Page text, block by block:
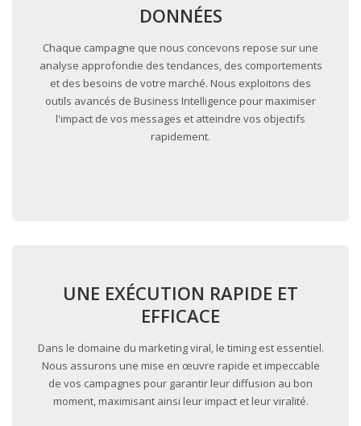
DONNÉES
Chaque campagne que nous concevons repose sur une
analyse approfondie des tendances, des comportements
et des besoins de votre marché. Nous exploitons des
outils avancés de Business Intelligence pour maximiser
l'impact de vos messages et atteindre vos objectifs
rapidement.
UNE EXÉCUTION RAPIDE ET
EFFICACE
Dans le domaine du marketing viral, le timing est essentiel.
Nous assurons une mise en œuvre rapide et impeccable
de vos campagnes pour garantir leur diffusion au bon
moment, maximisant ainsi leur impact et leur viralité.